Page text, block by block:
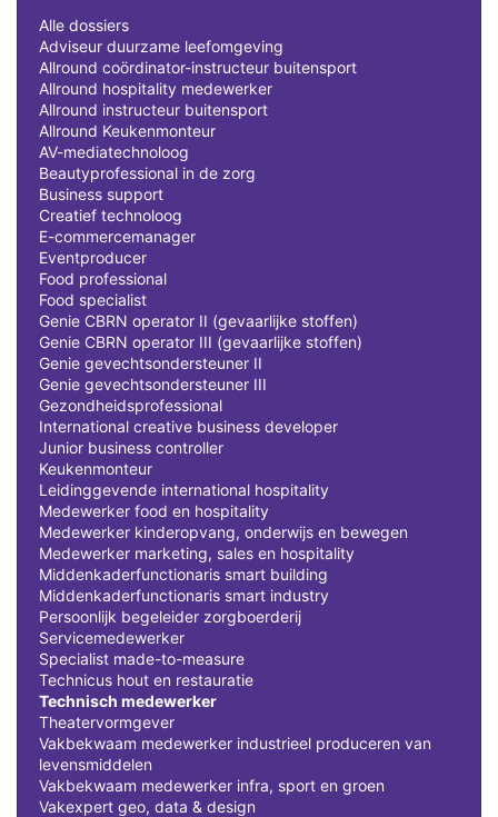
Alle dossiers
Adviseur duurzame leefomgeving
Allround coördinator-instructeur buitensport
Allround hospitality medewerker
Allround instructeur buitensport
Allround Keukenmonteur
AV-mediatechnoloog
Beautyprofessional in de zorg
Business support
Creatief technoloog
E-commercemanager
Eventproducer
Food professional
Food specialist
Genie CBRN operator II (gevaarlijke stoffen)
Genie CBRN operator III (gevaarlijke stoffen)
Genie gevechtsondersteuner II
Genie gevechtsondersteuner III
Gezondheidsprofessional
International creative business developer
Junior business controller
Keukenmonteur
Leidinggevende international hospitality
Medewerker food en hospitality
Medewerker kinderopvang, onderwijs en bewegen
Medewerker marketing, sales en hospitality
Middenkaderfunctionaris smart building
Middenkaderfunctionaris smart industry
Persoonlijk begeleider zorgboerderij
Servicemedewerker
Specialist made-to-measure
Technicus hout en restauratie
Technisch medewerker
Theatervormgever
Vakbekwaam medewerker industrieel produceren van
levensmiddelen
Vakbekwaam medewerker infra, sport en groen
Vakexpert geo, data & design